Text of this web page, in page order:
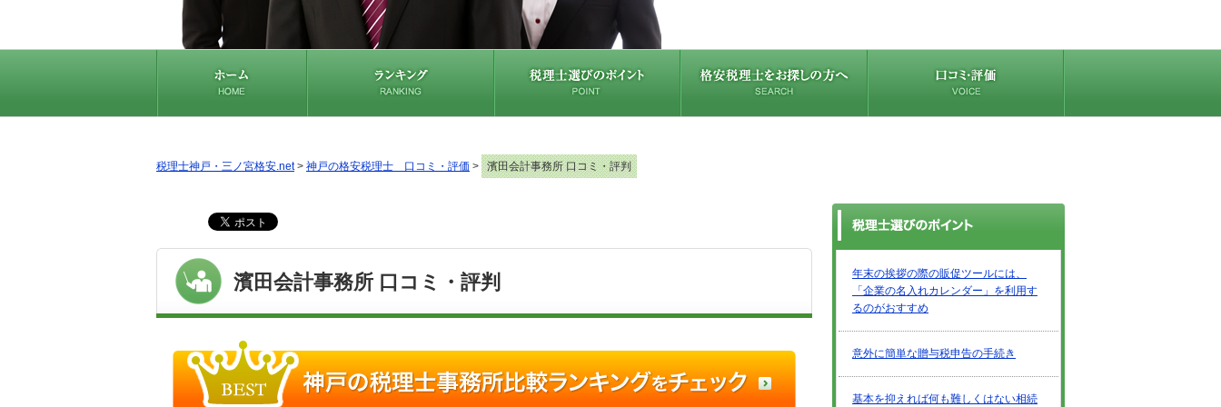
税理士神戸・三ノ宮格安.net> 神戸の格安税理士 口コミ・評価 > 濱田会計事務所 口コミ・評判
濱田会計事務所 口コミ・評判
年末の挨拶の際の販促ツールには、
「企業の名入れカレンダー」を利用す
るのがおすすめ
意外に簡単な贈与税申告の手続き
基本を抑えれば何も難しくはない相続